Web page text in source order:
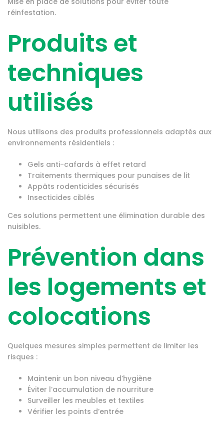
réinfestation.
Produits et
techniques
utilisés
Nous utilisons des produits professionnels adaptés aux
environnements résidentiels :
Gels anti-cafards à effet retard
Traitements thermiques pour punaises de lit
Appâts rodenticides sécurisés
Insecticides ciblés
Ces solutions permettent une élimination durable des
nuisibles.
Prévention dans
les logements et
colocations
Quelques mesures simples permettent de limiter les
risques :
Maintenir un bon niveau d’hygiène
Éviter l’accumulation de nourriture
Surveiller les meubles et textiles
Vérifier les points d’entrée